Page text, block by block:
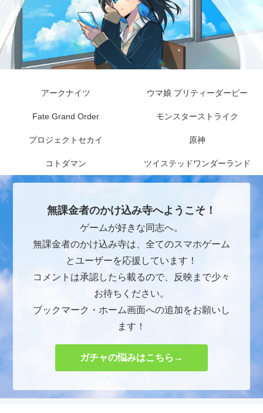
アークナイツ ウマ娘 プリティーダービー
Fate Grand Order モンスターストライク
プロジェクトセカイ 原神
コトダマン ツイステッドワンダーランド
無課金者のかけ込み寺へようこそ！
ゲームが好きな同志へ。
無課金者のかけ込み寺は、全てのスマホゲーム
とユーザーを応援しています！
コメントは承認したら載るので、反映まで少々
お待ちください。
ブックマーク・ホーム画面への追加をお願いし
ます！
ガチャの悩みはこちら→